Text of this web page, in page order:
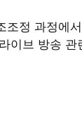
조정 과정에
이브 방송 관